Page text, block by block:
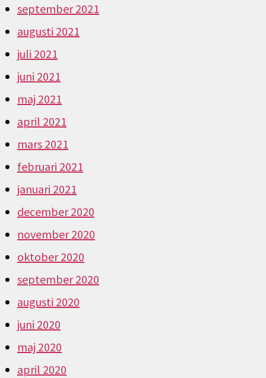
september 2021
augusti 2021
juli 2021
juni 2021
maj 2021
april 2021
mars 2021
februari 2021
januari 2021
december 2020
november 2020
oktober 2020
september 2020
augusti 2020
juni 2020
maj 2020
april 2020